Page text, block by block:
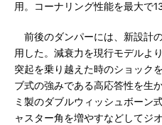
用。コーナリング性能を最大で
前後のダンパーには、新設計
用した。減衰力を現行モデルよ
突起を乗り越えた時のショック
ブ式の強みである高応答性を生
ミ製のダブルウィッシュボーン
ャスター角を増やすなどしてジ